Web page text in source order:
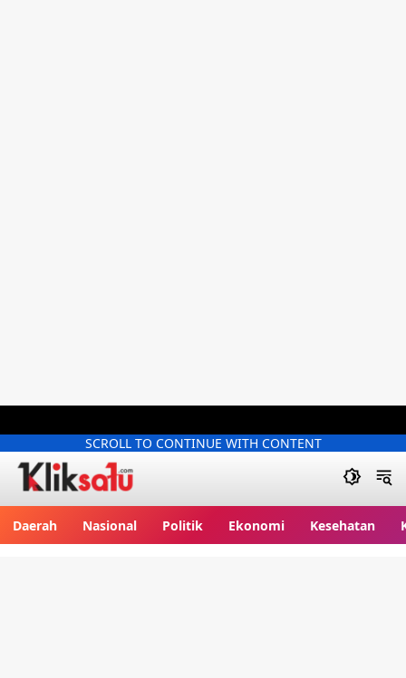
SCROLL TO CONTINUE WITH CONTENT
Daerah Nasional Politik Ekonomi Kesehatan